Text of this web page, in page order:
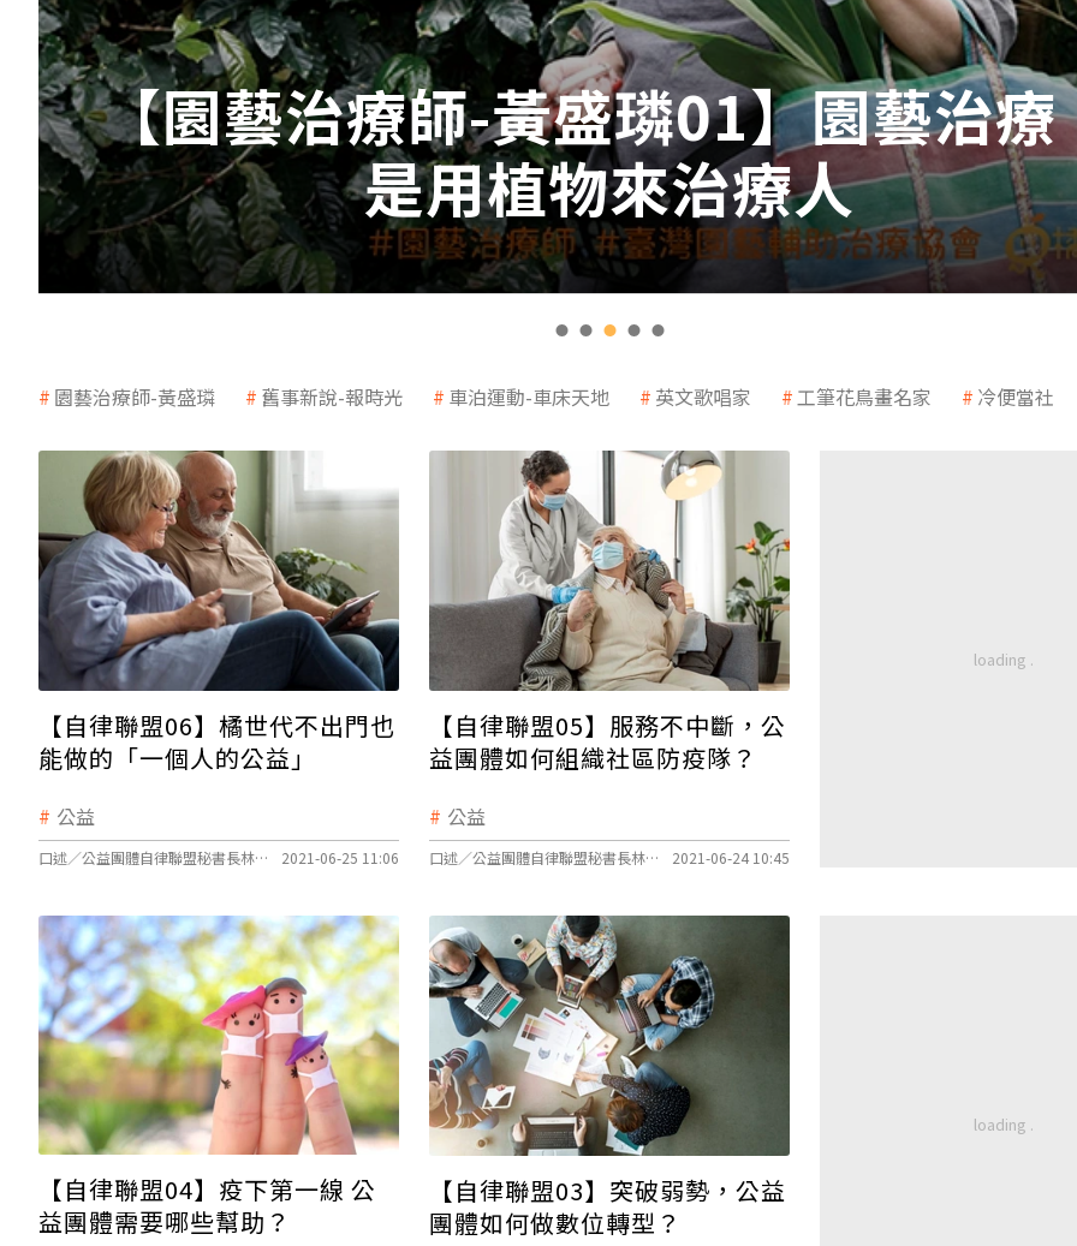
【園藝治療師-黃盛璘01】園藝治療
是用植物來治療人
園藝治療師-黃盛璘 舊事新說-報時光 車泊運動-車床天地 英文歌唱家 工筆花鳥畫名家 冷便當社
【自律聯盟06】橘世代不出門也
能做的「一個人的公益」
公益
口述／公益團體自律聯盟秘書長林依瑩、文字整理／莊欣宜 2021-06-25 11:06
【自律聯盟05】服務不中斷，公
益團體如何組織社區防疫隊？
公益
口述／公益團體自律聯盟秘書長林依瑩、文字整理／莊欣宜 2021-06-24 10:45
【自律聯盟04】疫下第一線 公
益團體需要哪些幫助？
【自律聯盟03】突破弱勢，公益
團體如何做數位轉型？